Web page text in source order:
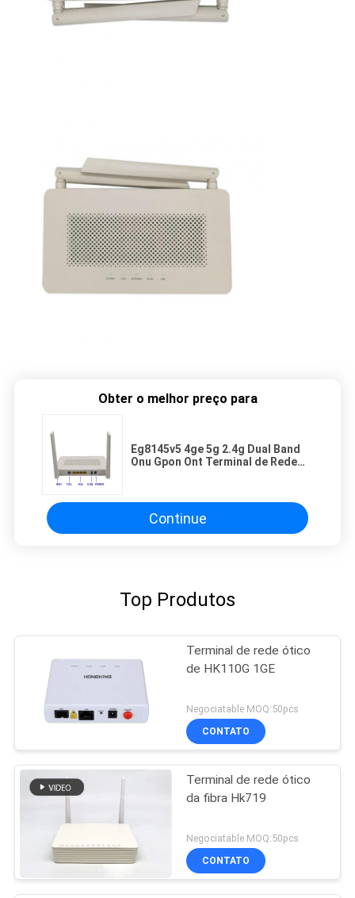
Obter o melhor preço para
Eg8145v5 4ge 5g 2.4g Dual Band
Onu Gpon Ont Terminal de Rede
Continue
Top Produtos
Terminal de rede ótico
de HK110G 1GE
Negociatable MOQ:50pcs
CONTATO
Terminal de rede ótico
da fibra Hk719
Negociatable MOQ:50pcs
CONTATO